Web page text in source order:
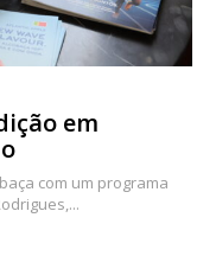
em
com um programa